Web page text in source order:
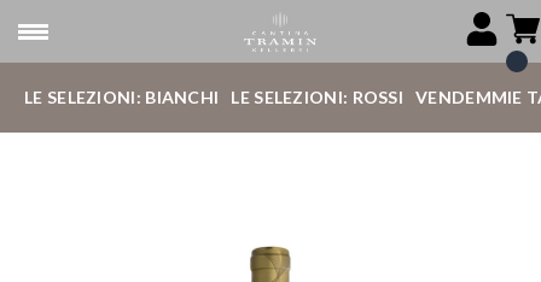
LE SELEZIONI: BIANCHI LE SELEZIONI: ROSSI VENDEMMIE